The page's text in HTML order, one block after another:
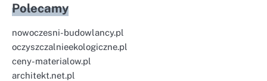
Polecamy
nowoczesni-budowlancy.pl
oczyszczalnieekologiczne.pl
ceny-materialow.pl
architekt.net.pl